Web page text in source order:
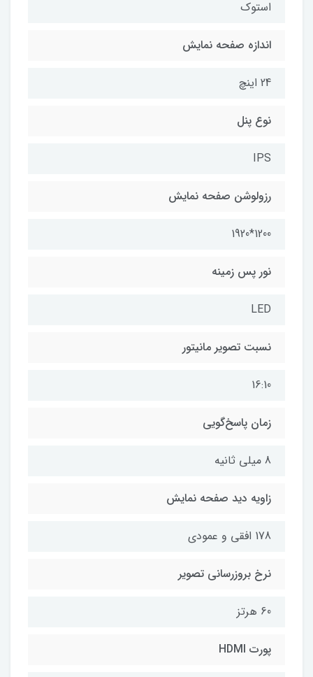
استوک
اندازه صفحه نمایش
24 اینچ
نوع پنل
IPS
رزولوشن صفحه نمایش
1200*1920
نور پس زمینه
LED
نسبت تصویر مانیتور
16:10
زمان پاسخ‌گویی
8 میلی ثانیه
زاویه دید صفحه نمایش
178 افقی و عمودی
نرخ بروزرسانی تصویر
60 هرتز
پورت HDMI